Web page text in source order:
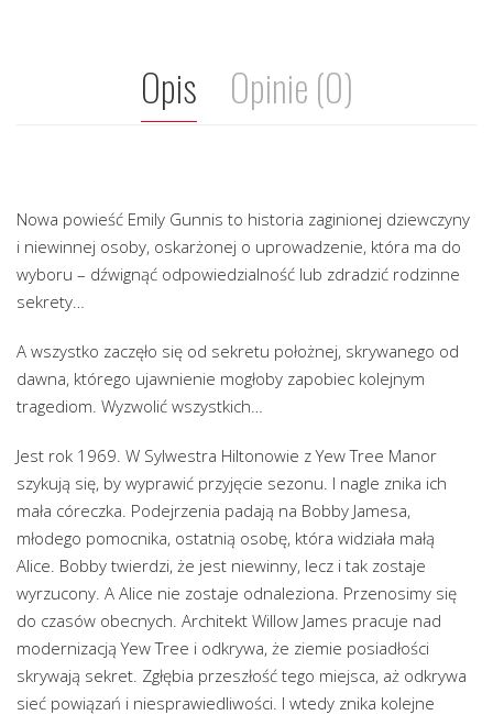
Opis Opinie (0)
Nowa powieść Emily Gunnis to historia zaginionej dziewczyny
i niewinnej osoby, oskarżonej o uprowadzenie, która ma do
wyboru – dźwignąć odpowiedzialność lub zdradzić rodzinne
sekrety…
A wszystko zaczęło się od sekretu położnej, skrywanego od
dawna, którego ujawnienie mogłoby zapobiec kolejnym
tragediom. Wyzwolić wszystkich…
Jest rok 1969. W Sylwestra Hiltonowie z Yew Tree Manor
szykują się, by wyprawić przyjęcie sezonu. I nagle znika ich
mała córeczka. Podejrzenia padają na Bobby Jamesa,
młodego pomocnika, ostatnią osobę, która widziała małą
Alice. Bobby twierdzi, że jest niewinny, lecz i tak zostaje
wyrzucony. A Alice nie zostaje odnaleziona. Przenosimy się
do czasów obecnych. Architekt Willow James pracuje nad
modernizacją Yew Tree i odkrywa, że ziemie posiadłości
skrywają sekret. Zgłębia przeszłość tego miejsca, aż odkrywa
sieć powiązań i niesprawiedliwości. I wtedy znika kolejne